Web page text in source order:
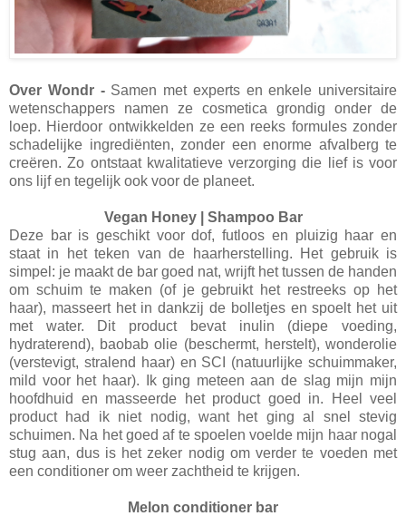
Over Wondr -Samen met experts en enkele universitaire
wetenschappers namen ze cosmetica grondig onder de
loep. Hierdoor ontwikkelden ze een reeks formules zonder
schadelijke ingrediënten, zonder een enorme afvalberg te
creëren. Zo ontstaat kwalitatieve verzorging die lief is voor
ons lijf en tegelijk ook voor de planeet.
Vegan Honey | Shampoo Bar
Deze bar is geschikt voor dof, futloos en pluizig haar en
staat in het teken van de haarherstelling. Het gebruik is
simpel: je maakt de bar goed nat, wrijft het tussen de handen
om schuim te maken (of je gebruikt het restreeks op het
haar), masseert het in dankzij de bolletjes en spoelt het uit
met water. Dit product bevat inulin (diepe voeding,
hydraterend), baobab olie (beschermt, herstelt), wonderolie
(verstevigt, stralend haar) en SCI (natuurlijke schuimmaker,
mild voor het haar). Ik ging meteen aan de slag mijn mijn
hoofdhuid en masseerde het product goed in. Heel veel
product had ik niet nodig, want het ging al snel stevig
schuimen. Na het goed af te spoelen voelde mijn haar nogal
stug aan, dus is het zeker nodig om verder te voeden met
een conditioner om weer zachtheid te krijgen.
Melon conditioner bar